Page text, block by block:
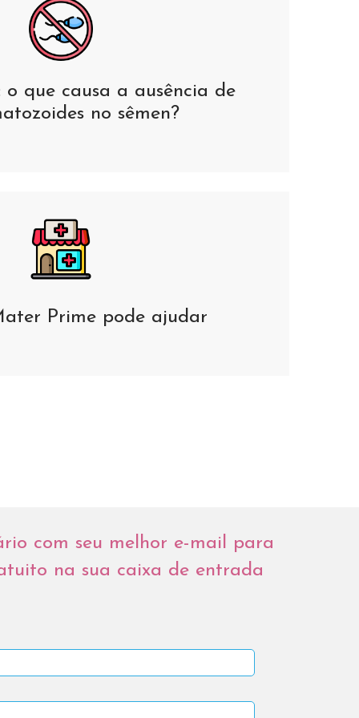
o que causa a ausência de
no sêmen?
Prime pode ajudar
com seu melhor e-mail para
na sua caixa de entrada